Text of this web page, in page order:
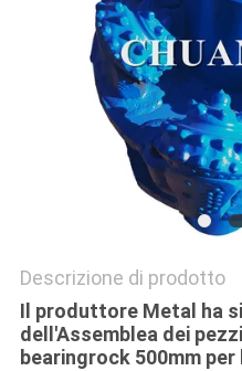
Descrizione di prodotto
Il produttore Metal ha
dell'Assemblea dei
bearingrock 500mm